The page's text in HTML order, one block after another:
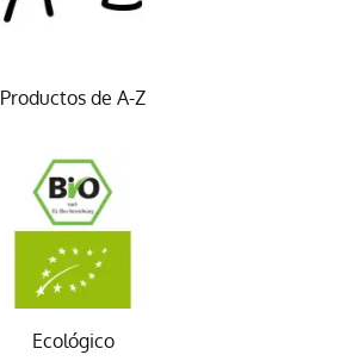
Productos de A-Z
Ecológico